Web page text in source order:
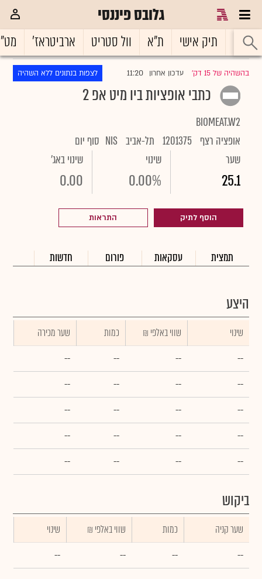
גלובס פיננסי
ראשי תיק אישי ת"א וול סטריט ארביטראז'
בהשהיה של 15 דק' |עדכון אחרון 11:20 לצפות בנתונים ללא השהיה
כתבי אופציות ביו מיט אפ 2
BIOMEAT.W2
אופציה רצף 1201375 תל-אביב NIS סוף יום
שער
25.1
שינוי
0.00%
שינוי באג'
0.00
הוסף לתיק התראות
תמצית עסקאות פורום חדשות
היצע
שינוי ₪ שווי באלפי כמות
שער מכירה
--
--
--
--
--
--
--
--
--
--
--
--
--
--
--
--
--
--
--
--
ביקוש
שער קניה כמות ₪ שווי באלפי
שינוי
--
--
--
--